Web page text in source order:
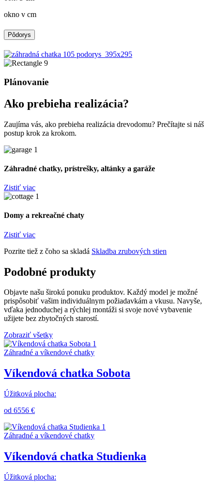
okno v cm
Pôdorys
Plánovanie
Ako prebieha realizácia?
Zaujíma vás, ako prebieha realizácia drevodomu? Prečítajte si náš
postup krok za krokom.
Záhradné chatky, prístrešky, altánky a garáže
Zistiť viac
Domy a rekreačné chaty
Zistiť viac
Pozrite tiež z čoho sa skladá Skladba zrubových stien
Podobné produkty
Objavte našu širokú ponuku produktov. Každý model je možné
prispôsobiť vašim individuálnym požiadavkám a vkusu. Navyše,
vďaka jednoduchej a rýchlej montáži si svoje nové vybavenie
užijete bez zbytočných starostí.
Zobraziť všetky
Záhradné a víkendové chatky
Víkendová chatka Sobota
Úžitková plocha:
od 6556 €
Záhradné a víkendové chatky
Víkendová chatka Studienka
Úžitková plocha: